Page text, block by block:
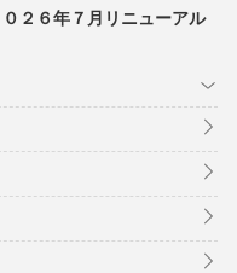
２６年７月リニューアル